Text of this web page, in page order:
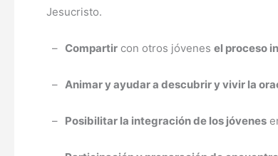
Jesucristo.
– Compartir con otros jóvenes el proceso
– Animar y ayudar a descubrir y vivir la
– Posibilitar la integración de los jóvenes